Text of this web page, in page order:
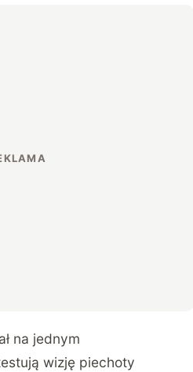
na jednym
wizję piechoty